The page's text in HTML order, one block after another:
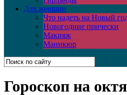
Для женщин
Что надеть на Новый
Новогодние прически
Макияж
Маникюр
Гороскоп на